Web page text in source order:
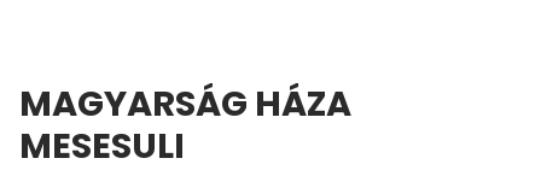
MAGYARSÁG HÁZA
MESESULI